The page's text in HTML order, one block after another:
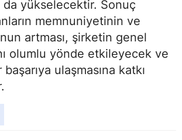
da yükselecektir. Sonuç
memnuniyetinin ve
artması, şirketin genel
olumlu yönde etkileyecek ve
ulaşmasına katkı